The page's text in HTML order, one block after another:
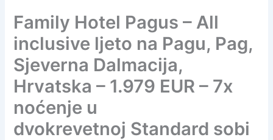
Family Hotel Pagus – All
inclusive ljeto na Pagu, Pag,
Sjeverna Dalmacija,
Hrvatska – 1.979 EUR – 7x
noćenje u
dvokrevetnoj Standard sobi